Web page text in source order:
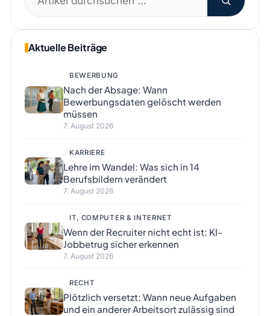
nach:
Aktuelle Beiträge
BEWERBUNG
Nach der Absage: Wann
Bewerbungsdaten gelöscht werden
müssen
7. August 2026
KARRIERE
Lehre im Wandel: Was sich in 14
Berufsbildern verändert
7. August 2026
IT, COMPUTER & INTERNET
Wenn der Recruiter nicht echt ist: KI-
Jobbetrug sicher erkennen
7. August 2026
RECHT
Plötzlich versetzt: Wann neue Aufgaben
und ein anderer Arbeitsort zulässig sind